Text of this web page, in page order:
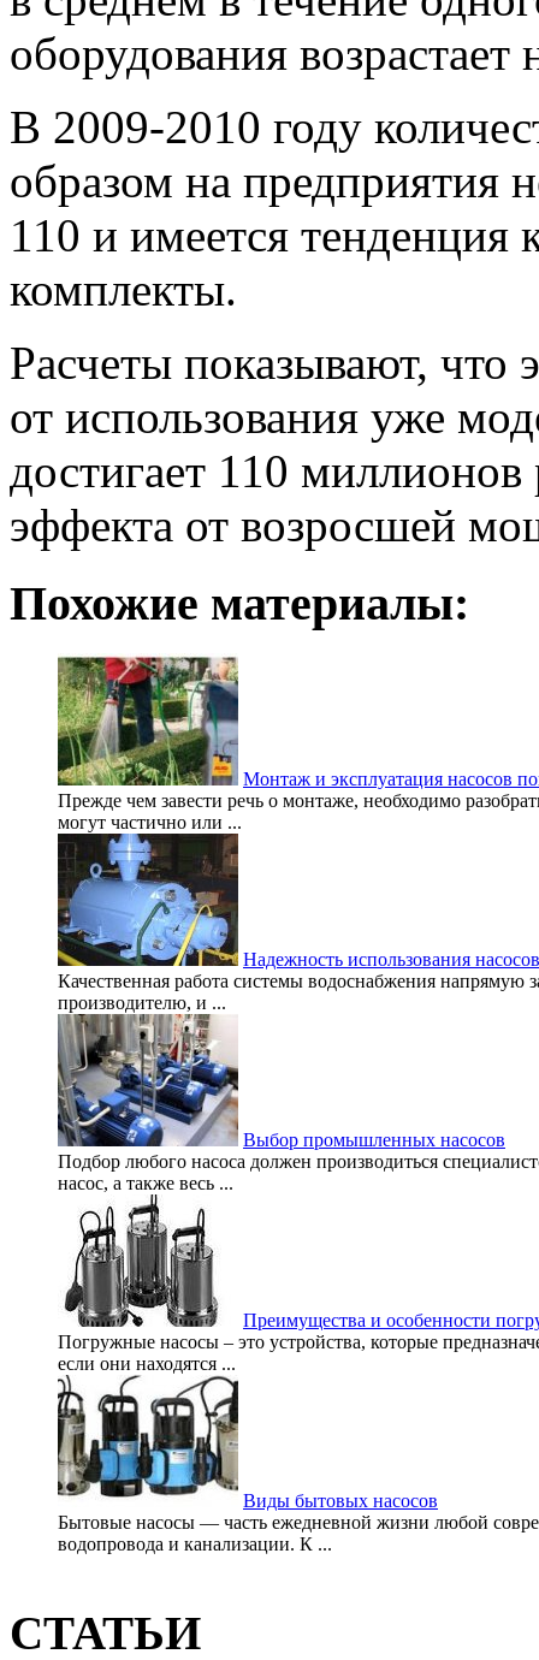
оборудования возрастает
В 2009-2010 году
образом на предприятия
110 и имеется тенденция
комплекты.
Расчеты показывают, что
от использования уже
достигает 110 миллионов
эффекта от возросшей
Похожие материалы:
Монтаж и эксплуатация насосов
Прежде чем завести речь о монтаже, необходимо
могут частично или ...
Надежность использования
Качественная работа системы водоснабжения напрямую
производителю, и ...
Выбор промышленных насосов
Подбор любого насоса должен производиться
насос, а также весь ...
Преимущества и особенности
Погружные насосы – это устройства, которые
если они находятся ...
Виды бытовых насосов
Бытовые насосы — часть ежедневной жизни любой
водопровода и канализации. К ...
СТАТЬИ